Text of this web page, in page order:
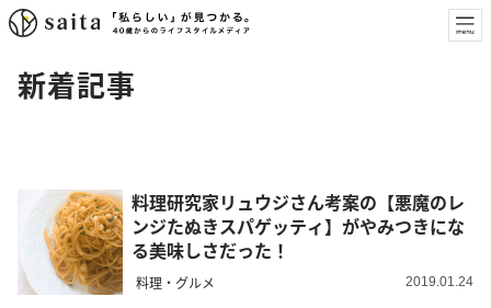
新着記事
料理研究家リュウジさん考案の【悪魔のレ
ンジたぬきスパゲッティ】がやみつきにな
る美味しさだった！
料理・グルメ 2019.01.24